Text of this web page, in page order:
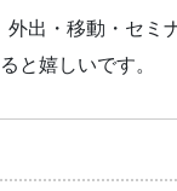
出・移動・セミ
と嬉しいです。